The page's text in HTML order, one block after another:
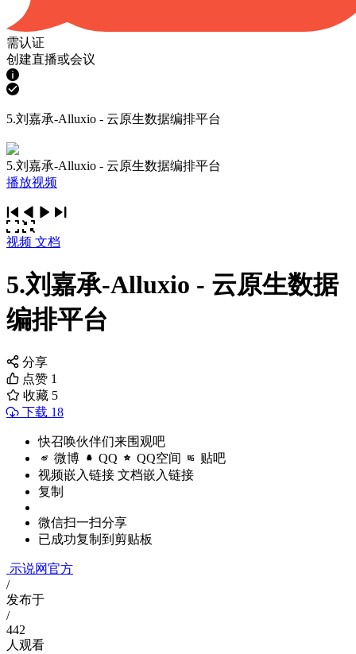
需认证
创建直播或会议
5.刘嘉承-Alluxio - 云原生数据编排平台
5.刘嘉承-Alluxio - 云原生数据编排平台
播放视频
视频 文档
5.刘嘉承-Alluxio - 云原生数据
编排平台
分享
点赞 1
收藏 5
下载 18
快召唤伙伴们来围观吧
微博 QQ QQ空间 贴吧
视频嵌入链接 文档嵌入链接
复制
微信扫一扫分享
已成功复制到剪贴板
示说网官方
/
发布于
/
442
人观看